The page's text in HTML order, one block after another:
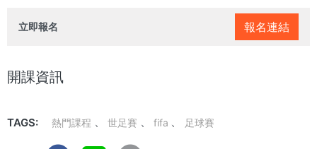
立即報名 報名連結
開課資訊
TAGS: 熱門課程 世足賽 fifa 足球賽